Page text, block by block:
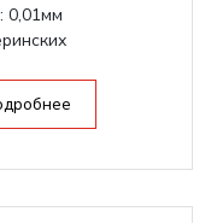
0,01мм